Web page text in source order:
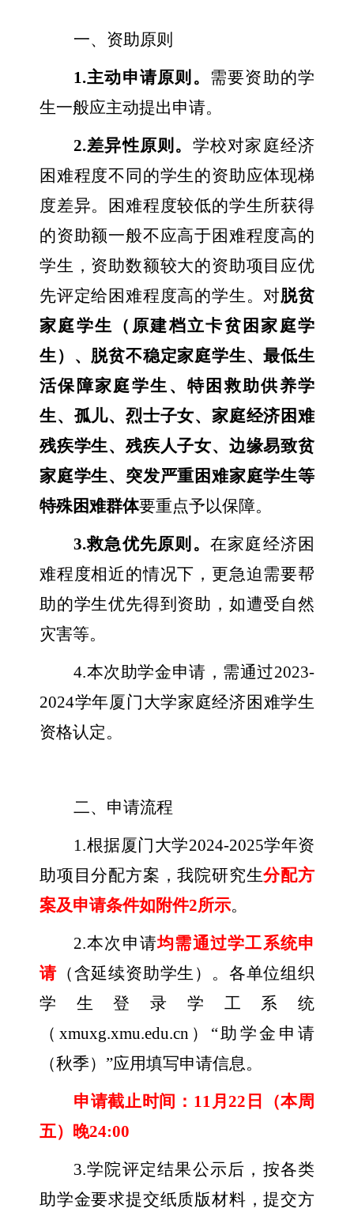
一、资助原则
1.主动申请原则。 需要资助的学
生一般应主动提出申请。
2.差异性原则。 学校对家庭经济
困难程度不同的学生的资助应体现梯
度差异。困难程度较低的学生所获得
的资助额一般不应高于困难程度高的
学生，资助数额较大的资助项目应优
先评定给困难程度高的学生。对脱贫
家庭学生（原建档立卡贫困家庭学
生）、脱贫不稳定家庭学生、最低生
活保障家庭学生、特困救助供养学
生、孤儿、烈士子女、家庭经济困难
残疾学生、残疾人子女、边缘易致贫
家庭学生、突发严重困难家庭学生等
特殊困难群体要重点予以保障。
3.救急优先原则。 在家庭经济困
难程度相近的情况下，更急迫需要帮
助的学生优先得到资助，如遭受自然
灾害等。
4.本次助学金申请，需通过2023-
2024学年厦门大学家庭经济困难学生
资格认定。
二、申请流程
1.根据厦门大学2024-2025学年资
助项目分配方案，我院研究生分配方
案及申请条件如附件2所示。
2.本次申请均需通过学工系统申
请（含延续资助学生）。各单位组织
学生登录学工系统
（ xmuxg.xmu.edu.cn ）“助学金申请
（秋季）”应用填写申请信息。
申请截止时间： 11月22 日（本周
五）晚24:00
3.学院评定结果公示后，按各类
助学金要求提交纸质版材料，提交方